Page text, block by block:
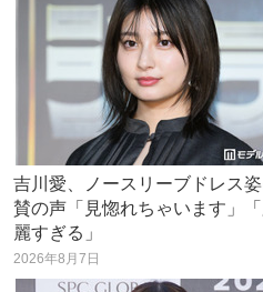
吉川愛、ノースリーブドレス
賛の声「見惚れちゃいます」
麗すぎる」
2026年8月7日